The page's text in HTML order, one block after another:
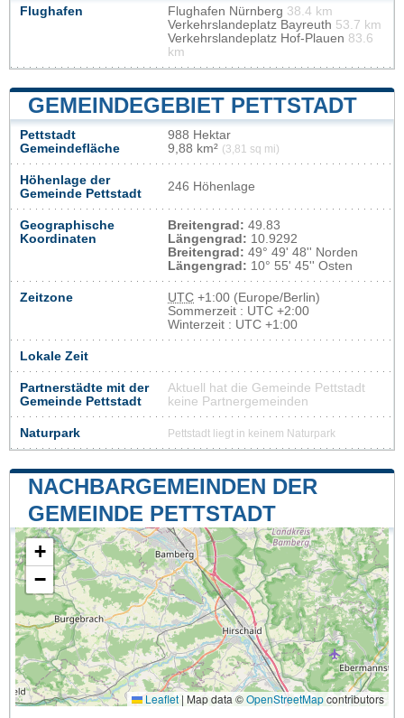
Flughafen Flughafen Nürnberg 38.4 km
Verkehrslandeplatz Bayreuth 53.7 km
Verkehrslandeplatz Hof-Plauen 83.6
km
GEMEINDEGEBIET PETTSTADT
Pettstadt
Gemeindefläche
988 Hektar
9,88 km² (3,81 sq mi)
Höhenlage der
Gemeinde Pettstadt
246 Höhenlage
Geographische
Koordinaten
Breitengrad: 49.83
Längengrad: 10.9292
Breitengrad: 49° 49' 48'' Norden
Längengrad: 10° 55' 45'' Osten
Zeitzone UTC +1:00 (Europe/Berlin)
Sommerzeit : UTC +2:00
Winterzeit : UTC +1:00
Lokale Zeit
Partnerstädte mit der
Gemeinde Pettstadt
Aktuell hat die Gemeinde Pettstadt
keine Partnergemeinden
Naturpark Pettstadt liegt in keinem Naturpark
NACHBARGEMEINDEN DER
GEMEINDE PETTSTADT
+
−
Leaflet | Map data ©OpenStreetMapcontributors